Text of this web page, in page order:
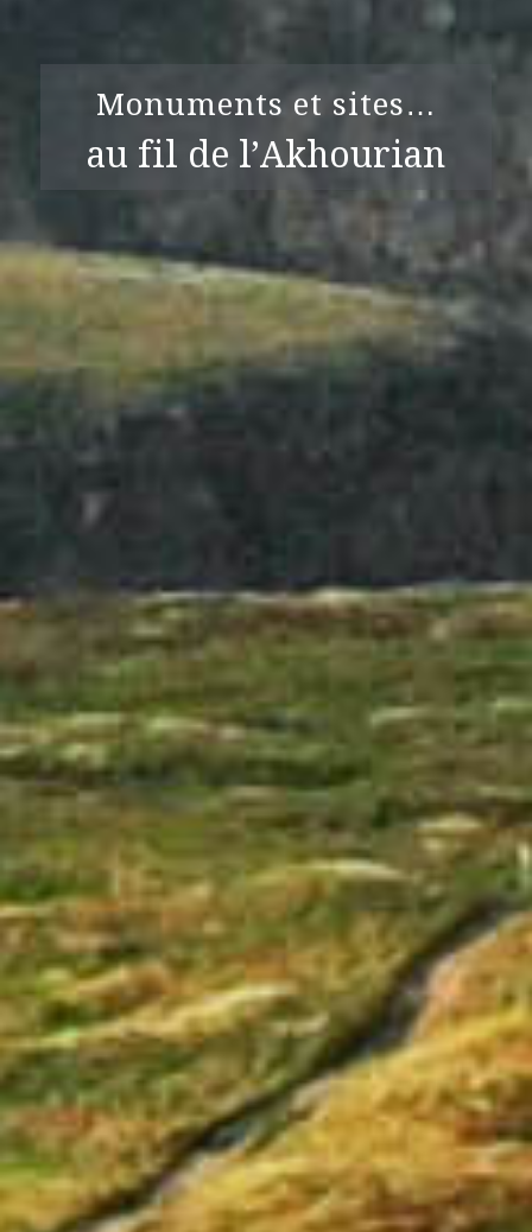
Monuments et sites…
au fil de l’Akhourian